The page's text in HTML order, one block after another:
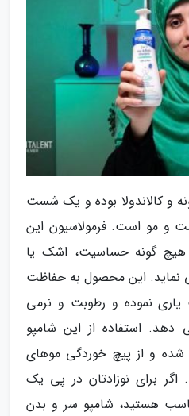
و کالاندولا بوده و یک شست
و مو است. فرمولاسیون این
گونه حساسیت، اشک یا
نماید. این محصول به حفاظت
یاری نموده و رطوبت و نرمی
استفاده از این شامپو
و از پیچ خوردگی موهای
اگر برای نوزادتان در پی یک
هستید، شامپو سر و بدن